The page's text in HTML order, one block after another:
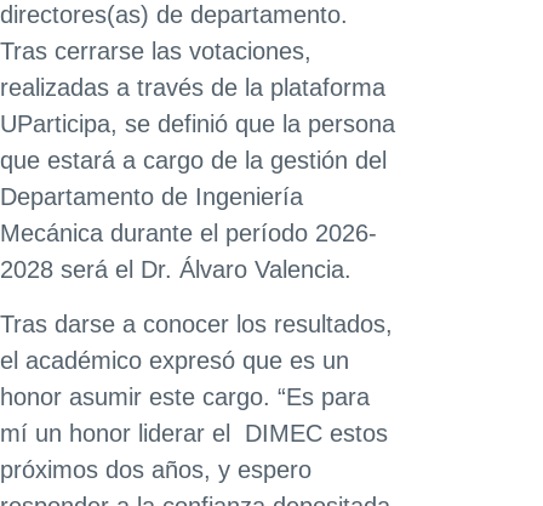
directores(as) de departamento.
Tras cerrarse las votaciones,
realizadas a través de la plataforma
UParticipa, se definió que la persona
que estará a cargo de la gestión del
Departamento de Ingeniería
Mecánica durante el período 2026-
2028 será el Dr. Álvaro Valencia.
Tras darse a conocer los resultados,
el académico expresó que es un
honor asumir este cargo. “Es para
mí un honor liderar el DIMEC estos
próximos dos años, y espero